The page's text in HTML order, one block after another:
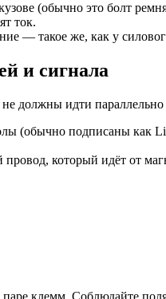
(обычно это болт
ток.
— такое же, как у
и сигнала
должны идти
(обычно подписаны как
который идёт от
клемм. Соблюдайте